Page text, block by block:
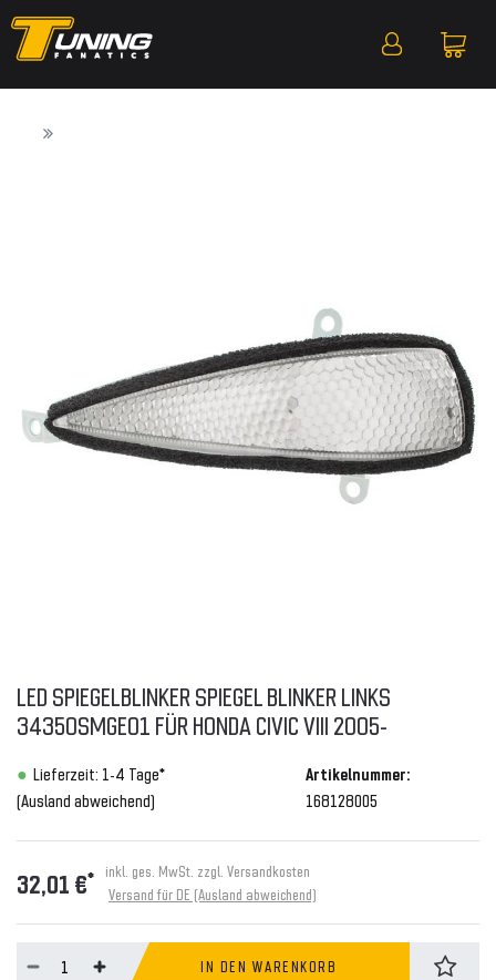
LED SPIEGELBLINKER SPIEGEL BLINKER LINKS
34350SMGE01 FÜR HONDA CIVIC VIII 2005-
Lieferzeit: 1-4 Tage*
(Ausland abweichend)
Artikelnummer:
168128005
32,01 €* inkl. ges. MwSt. zzgl. Versandkosten
Versand für DE (Ausland abweichend)
IN DEN WARENKORB